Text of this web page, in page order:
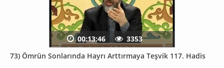
73) Ömrün Sonlarında Hayrı Arttırmaya Teşvik 117. Hadis
00:13:46 3353